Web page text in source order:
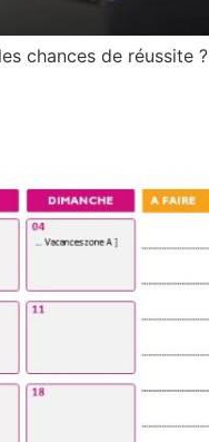
chances de réussite ?